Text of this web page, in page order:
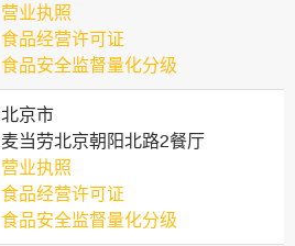
营业执照
食品经营许可证
食品安全监督量化分级
北京市
麦当劳北京朝阳北路2餐厅
营业执照
食品经营许可证
食品安全监督量化分级